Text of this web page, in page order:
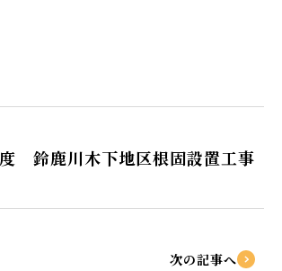
鈴鹿川木下地区根固設置工事
次の記事へ